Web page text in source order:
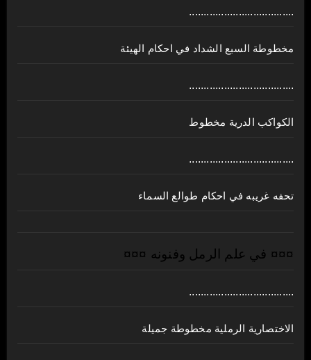
....................................
مخطوطة السبع الشداد في احكام الهيئة
....................................
الكواكب الدرية مخطوط
....................................
تحفه غريبه في احكام طوالع السماء
¤¤¤ في علم الرمل وفنونه ¤¤¤
....................................
الاختصارية الرملية مخطوطة جميلة